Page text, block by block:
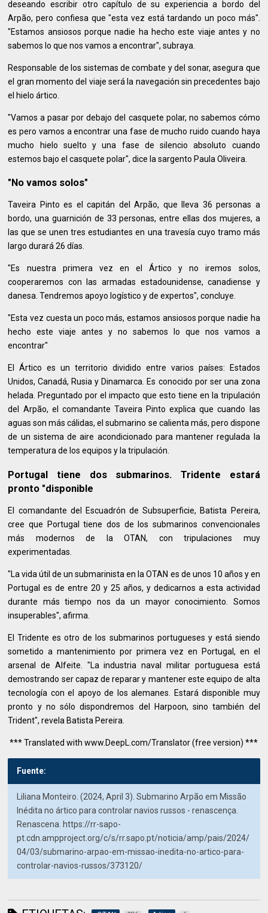
deseando escribir otro capítulo de su experiencia a bordo del
Arpão, pero confiesa que "esta vez está tardando un poco más".
"Estamos ansiosos porque nadie ha hecho este viaje antes y no
sabemos lo que nos vamos a encontrar", subraya.
Responsable de los sistemas de combate y del sonar, asegura que
el gran momento del viaje será la navegación sin precedentes bajo
el hielo ártico.
"Vamos a pasar por debajo del casquete polar, no sabemos cómo
es pero vamos a encontrar una fase de mucho ruido cuando haya
mucho hielo suelto y una fase de silencio absoluto cuando
estemos bajo el casquete polar", dice la sargento Paula Oliveira.
"No vamos solos"
Taveira Pinto es el capitán del Arpão, que lleva 36 personas a
bordo, una guarnición de 33 personas, entre ellas dos mujeres, a
las que se unen tres estudiantes en una travesía cuyo tramo más
largo durará 26 días.
"Es nuestra primera vez en el Ártico y no iremos solos,
cooperaremos con las armadas estadounidense, canadiense y
danesa. Tendremos apoyo logístico y de expertos", concluye.
"Esta vez cuesta un poco más, estamos ansiosos porque nadie ha
hecho este viaje antes y no sabemos lo que nos vamos a
encontrar"
El Ártico es un territorio dividido entre varios países: Estados
Unidos, Canadá, Rusia y Dinamarca. Es conocido por ser una zona
helada. Preguntado por el impacto que esto tiene en la tripulación
del Arpão, el comandante Taveira Pinto explica que cuando las
aguas son más cálidas, el submarino se calienta más, pero dispone
de un sistema de aire acondicionado para mantener regulada la
temperatura de los equipos y la tripulación.
Portugal tiene dos submarinos. Tridente estará
pronto "disponible
El comandante del Escuadrón de Subsuperficie, Batista Pereira,
cree que Portugal tiene dos de los submarinos convencionales
más modernos de la OTAN, con tripulaciones muy
experimentadas.
"La vida útil de un submarinista en la OTAN es de unos 10 años y en
Portugal es de entre 20 y 25 años, y dedicarnos a esta actividad
durante más tiempo nos da un mayor conocimiento. Somos
insuperables", afirma.
El Tridente es otro de los submarinos portugueses y está siendo
sometido a mantenimiento por primera vez en Portugal, en el
arsenal de Alfeite. "La industria naval militar portuguesa está
demostrando ser capaz de reparar y mantener este equipo de alta
tecnología con el apoyo de los alemanes. Estará disponible muy
pronto y no sólo dispondremos del Harpoon, sino también del
Trident", revela Batista Pereira.
*** Translated with www.DeepL.com/Translator (free version) ***
Fuente:
Liliana Monteiro. (2024, April 3). Submarino Arpão em Missão
Inédita no ártico para controlar navios russos - renascença.
Renascena. https://rr-sapo-
pt.cdn.ampproject.org/c/s/rr.sapo.pt/noticia/amp/pais/2024/
04/03/submarino-arpao-em-missao-inedita-no-artico-para-
controlar-navios-russos/373120/